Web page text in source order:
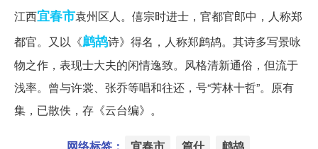
江西宜春市袁州区人。僖宗时进士，官都官郎中，人称郑
都官。又以《鹧鸪诗》得名，人称郑鹧鸪。其诗多写景咏
物之作，表现士大夫的闲情逸致。风格清新通俗，但流于
浅率。曾与许裳、张乔等唱和往还，号“芳林十哲”。原有
集，已散佚，存《云台编》。
网络标签： 宜春市 篇什 鹧鸪